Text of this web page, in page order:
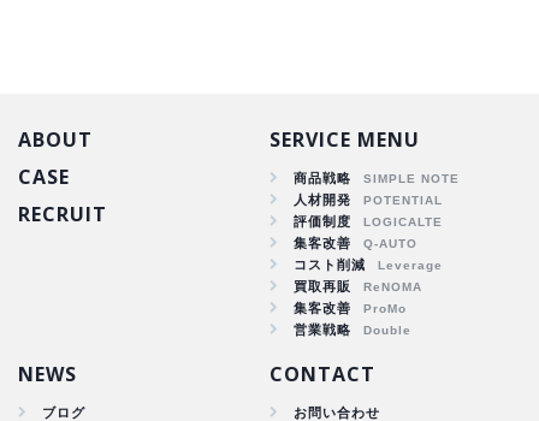
ABOUT
CASE
商品戦略
RECRUIT
SERVICE MENU
商品戦略
人材開発
評価制度
集客改善
コスト削減
買取再販
集客改善
営業戦略
NEWS
ブログ
CONTACT
お問い合わせ